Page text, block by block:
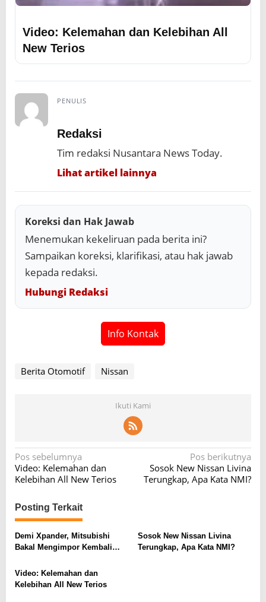
Video: Kelemahan dan Kelebihan All
New Terios
PENULIS
Redaksi
Tim redaksi Nusantara News Today.
Lihat artikel lainnya
Koreksi dan Hak Jawab
Menemukan kekeliruan pada berita ini?
Sampaikan koreksi, klarifikasi, atau hak jawab
kepada redaksi.
Hubungi Redaksi
Info Kontak
Berita Otomotif Nissan
Ikuti Kami
N
a
i
g
a
i
p
Pos sebelumnya
Video: Kelemahan dan
Kelebihan All New Terios
Pos berikutnya
Sosok New Nissan Livina
Terungkap, Apa Kata NMI?
Posting Terkait
Demi Xpander, Mitsubishi
Bakal Mengimpor Kembali
Sosok New Nissan Livina
Terungkap, Apa Kata NMI?
Video: Kelemahan dan
Kelebihan All New Terios